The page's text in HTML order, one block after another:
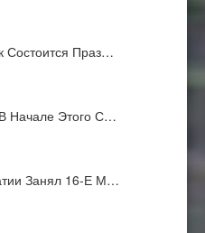
Состоится Праз…
Начале Этого С…
Занял 16-Е М…